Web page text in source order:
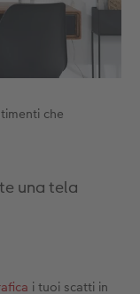
che
una tela
i tuoi scatti in